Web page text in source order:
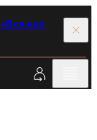
моя